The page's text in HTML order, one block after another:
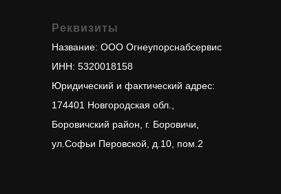
Реквизиты
Название: ООО Огнеупорснабсервис
ИНН: 5320018158
Юридический и фактический адрес:
174401 Новгородская обл.,
Боровичский район, г. Боровичи,
ул.Софьи Перовской, д.10, пом.2